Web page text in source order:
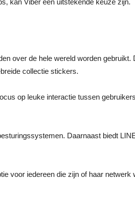
kan Viber een uitstekende keuze zijn.
over de hele wereld worden gebruikt.
collectie stickers.
op leuke interactie tussen
Daarnaast biedt
voor iedereen die zijn of haar netwerk